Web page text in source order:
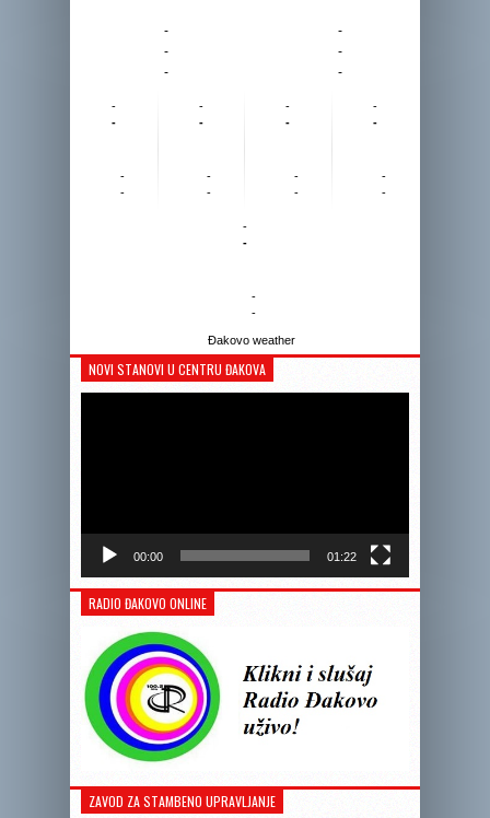
-
-
-
-
-
-
-
-
-
-
-
-
-
-
-
-
-
-
-
-
-
-
-
-
-
-
Đakovo weather
NOVI STANOVI U CENTRU ĐAKOVA
00:00 01:22
RADIO ĐAKOVO ONLINE
ZAVOD ZA STAMBENO UPRAVLJANJE